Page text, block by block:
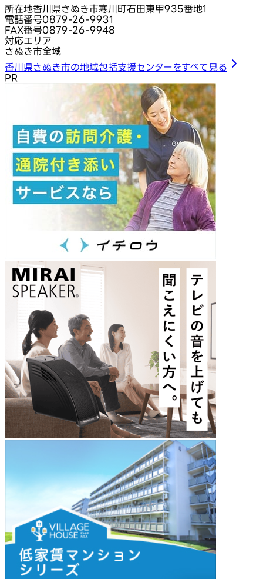
所在地香川県さぬき市寒川町石田東甲935番地1
電話番号0879-26-9931
FAX番号0879-26-9948
対応エリア
さぬき市全域
香川県さぬき市の地域包括支援センターをすべて見る
PR